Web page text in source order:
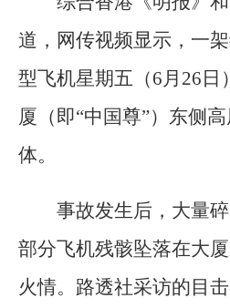
道，网传视频显示，一
型飞机星期五（6月26日
厦（即“中国尊”）东侧
体。
事故发生后，大量
部分飞机残骸坠落在大
火情。路透社采访的目